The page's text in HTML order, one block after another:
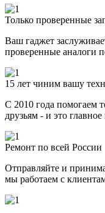
Только проверенные
Ваш гаджет
проверенные аналоги
15 лет чиним вашу
С 2010 года помогаем
друзьям - и это
Ремонт по всей России
Отправляйте и
мы работаем с